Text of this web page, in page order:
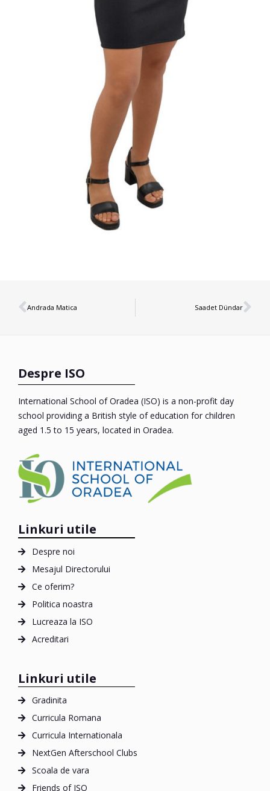
Andrada Matica Saadet Dündar
Despre ISO
International School of Oradea (ISO) is a non-profit day
school providing a British style of education for children
aged 1.5 to 15 years, located in Oradea.
Linkuri utile
Despre noi
Mesajul Directorului
Ce oferim?
Politica noastra
Lucreaza la ISO
Acreditari
Linkuri utile
Gradinita
Curricula Romana
Curricula Internationala
NextGen Afterschool Clubs
Scoala de vara
Friends of ISO